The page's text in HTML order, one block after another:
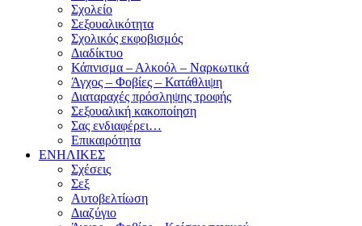
Σχολείο
Σεξουαλικότητα
Σχολικός εκφοβισμός
Διαδίκτυο
Κάπνισμα – Αλκοόλ – Ναρκωτικά
Άγχος – Φοβίες – Κατάθλιψη
Διαταραχές πρόσληψης τροφής
Σεξουαλική κακοποίηση
Σας ενδιαφέρει…
Επικαιρότητα
ΕΝΗΛΙΚΕΣ
Σχέσεις
Σεξ
Αυτοβελτίωση
Διαζύγιο